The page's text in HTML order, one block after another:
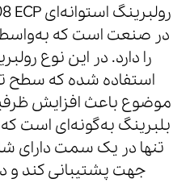
در صنعت است که به‌واسطه
را دارد. در این نوع
استفاده شده که سطح
موضوع باعث افزایش
بلبرینگ به‌گونه‌ای است
تنها در یک سمت دارای
جهت پشتیبانی کند